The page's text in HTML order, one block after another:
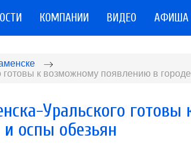
КОМПАНИИ ВИДЕО АФИША
к возможному появлению в
Уральского
оспы обезьян